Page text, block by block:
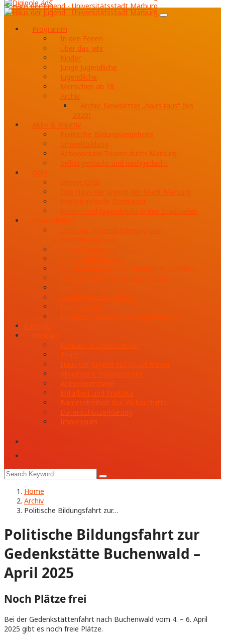
Programm
In den Ferien
Über das Jahr
Kinder
Junge Jugendliche
Jugendliche
Menschen ab 18
Archiv
Archiv: Newsletter „hau’s raus“ (bis
2020)
Aktiv & Kreativ
Politische Bildungsangebote
Umweltbildung
Actionbound-Touren durch Marburg
Selbstgemacht und nachgedacht
Orte
Unsere Orte
Das Haus der Jugend der Stadt Marburg
Freizeitgelände Stadtwald
Kinder- und Jugendclubs in den Stadtteilen
Arbeitsfelder
Über uns: Jugendförderung und
Jugendbildungswerk
Jugendförderung
Jugendbildungswerk
Sozialpädagogisches Handeln an Schulen
Mobile Aufsuchende Jugendarbeit
KiJuPa
Gendergerechte Arbeit
Jugendschutz
Förderung anerkannter Jugendgruppen
Kalender
Kontakt
Kontakt & Sprechzeiten
Team
Haus der Jugend auf Social Media
Allgemeine Erläuterungen
Anmeldeanfrage
Mitarbeit und Praktika
Barrierefreiheit des Webauftritts
Datenschutzerklärung
Impressum
Home
Archiv
Politische Bildungsfahrt zur…
Politische Bildungsfahrt zur
Gedenkstätte Buchenwald –
April 2025
Noch Plätze frei
Bei der Gedenkstättenfahrt nach Buchenwald vom 4. – 6. April
2025 gibt es noch freie Plätze.